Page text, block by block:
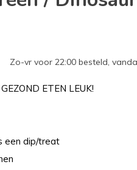
Zo-vr voor 22:00 besteld,
ETEN LEUK!
een dip/treat